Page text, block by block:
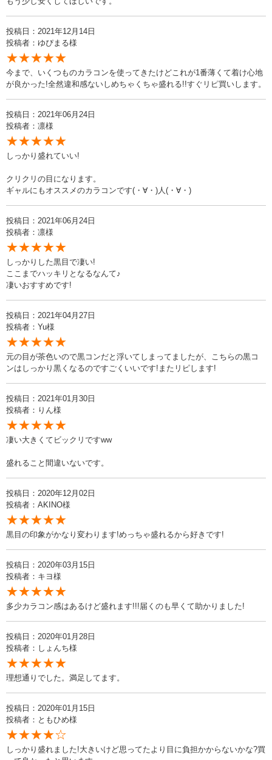
投稿日：2021年12月14日
投稿者：ゆぴまる様
★★★★★
今まで、いくつものカラコンを使ってきたけどこれが1番薄くて着け心地
が良かった!全然違和感ないしめちゃくちゃ盛れる!!すぐリピ買いします。
投稿日：2021年06月24日
投稿者：凛様
★★★★★
しっかり盛れていい!
クリクリの目になります。
ギャルにもオススメのカラコンです(・∀・)人(・∀・)
投稿日：2021年06月24日
投稿者：凛様
★★★★★
しっかりした黒目で凄い!
ここまでハッキリとなるなんて♪
凄いおすすめです!
投稿日：2021年04月27日
投稿者：Yu様
★★★★★
元の目が茶色いので黒コンだと浮いてしまってましたが、こちらの黒コ
ンはしっかり黒くなるのですごくいいです!またリピします!
投稿日：2021年01月30日
投稿者：りん様
★★★★★
凄い大きくてビックリですww
盛れること間違いないです。
投稿日：2020年12月02日
投稿者：AKINO様
★★★★★
黒目の印象がかなり変わります!めっちゃ盛れるから好きです!
投稿日：2020年03月15日
投稿者：キヨ様
★★★★★
多少カラコン感はあるけど盛れます!!!届くのも早くて助かりました!
投稿日：2020年01月28日
投稿者：しょんち様
★★★★★
理想通りでした。満足してます。
投稿日：2020年01月15日
投稿者：ともひめ様
★★★★☆
しっかり盛れました!大きいけど思ってたより目に負担かからないかな?買